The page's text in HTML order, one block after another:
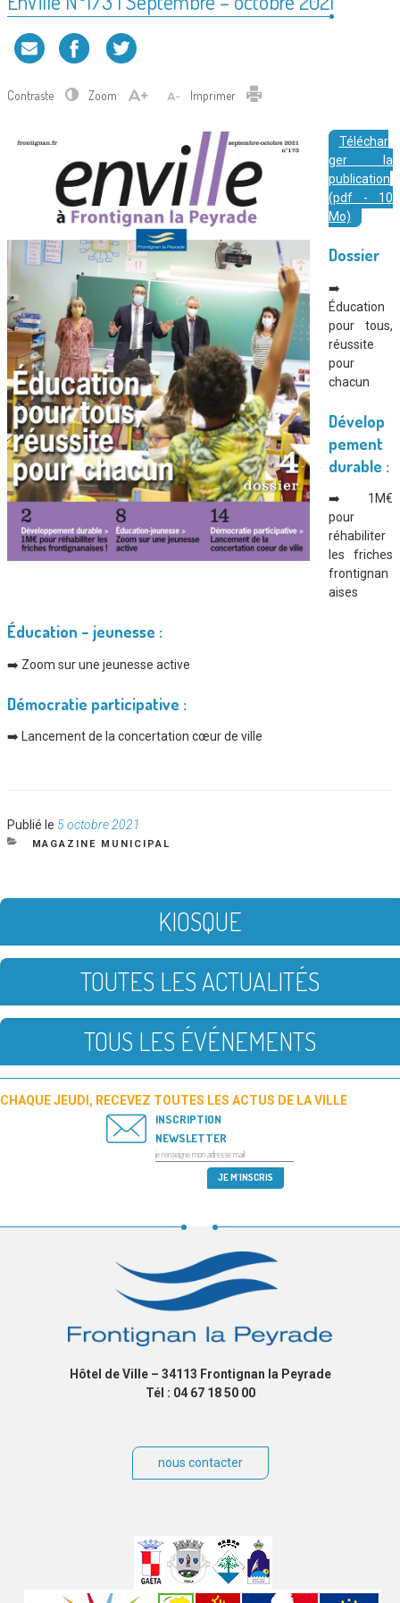
Contraste Zoom Imprimer
Téléchar
ger la
publication
(pdf - 10
Mo)
Dossier
➡️
Éducation
pour tous,
réussite
pour
chacun
Dévelop
pement
durable :
➡️ 1M€
pour
réhabiliter
les friches
frontignan
aises
Éducation – jeunesse :
➡️ Zoom sur une jeunesse active
Démocratie participative :
➡️ Lancement de la concertation cœur de ville
Publié le Publié
le
5 octobre 2021
CATÉGORIES
MAGAZINE MUNICIPAL
KIOSQUE
TOUTES LES ACTUALITÉS
TOUS LES ÉVÉNEMENTS
CHAQUE JEUDI, RECEVEZ TOUTES LES ACTUS DE LA VILLE
INSCRIPTION
NEWSLETTER
Hôtel de Ville – 34113 Frontignan la Peyrade
Tél : 04 67 18 50 00
nous contacter